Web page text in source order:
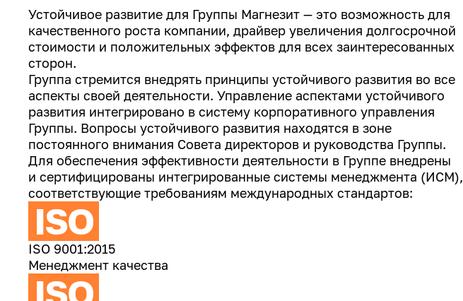
Устойчивое развитие для Группы Магнезит — это возможность для
качественного роста компании, драйвер увеличения долгосрочной
стоимости и положительных эффектов для всех заинтересованных
сторон.
Группа стремится внедрять принципы устойчивого развития во все
аспекты своей деятельности. Управление аспектами устойчивого
развития интегрировано в систему корпоративного управления
Группы. Вопросы устойчивого развития находятся в зоне
постоянного внимания Совета директоров и руководства Группы.
Для обеспечения эффективности деятельности в Группе внедрены
и сертифицированы интегрированные системы менеджмента (ИСМ),
соответствующие требованиям международных стандартов:
ISO
ISO 9001:2015
Менеджмент качества